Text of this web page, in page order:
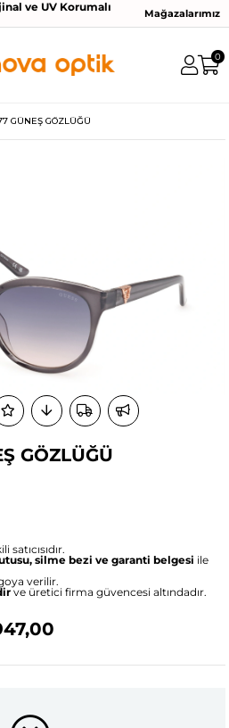
ve UV Korumalı
Mağazalarımız
0
GÜNEŞ GÖZLÜĞÜ
GÖZLÜĞÜ
silme bezi ve garanti belgesi ile
verilir.
ve üretici firma güvencesi altındadır.